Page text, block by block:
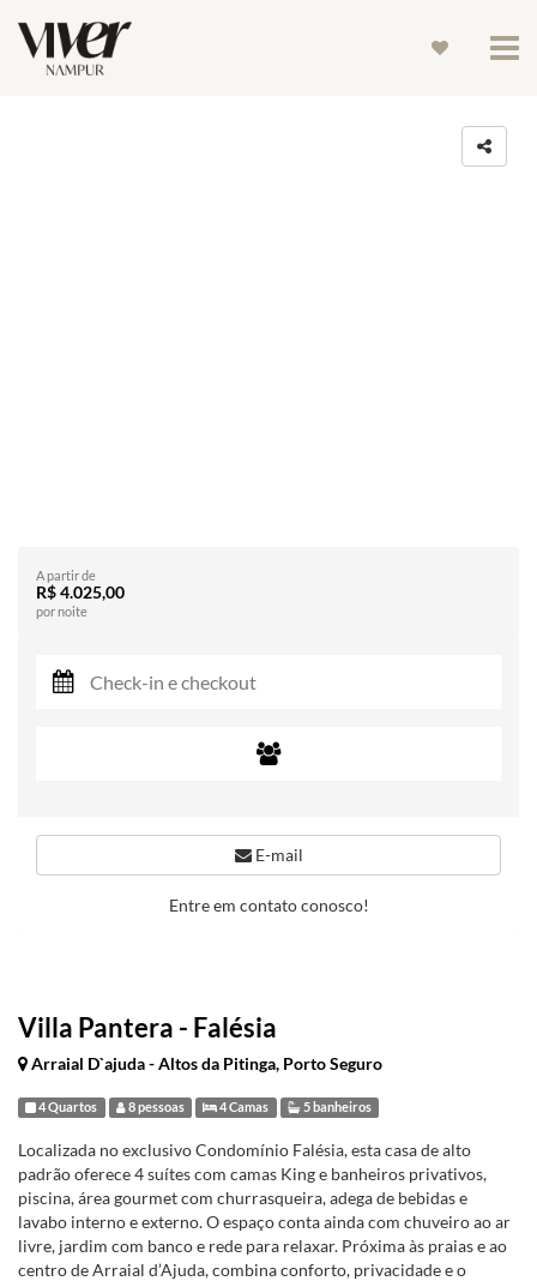
Villa Pantera - Falésia
Arraial D`ajuda - Altos da Pitinga, Porto Seguro
4 Quartos 8 pessoas 4 Camas 5 banheiros
Localizada no exclusivo Condomínio Falésia, esta casa de alto
padrão oferece 4 suítes com camas King e banheiros privativos,
piscina, área gourmet com churrasqueira, adega de bebidas e
lavabo interno e externo. O espaço conta ainda com chuveiro ao ar
livre, jardim com banco e rede para relaxar. Próxima às praias e ao
centro de Arraial d’Ajuda, combina conforto, privacidade e o
A partir de
R$ 4.025,00
por noite
E-mail
Entre em contato conosco!